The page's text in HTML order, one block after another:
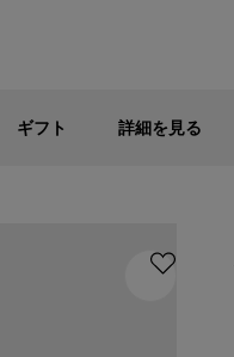
ギフト 詳細を見る